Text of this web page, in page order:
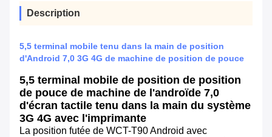
Description
5,5 terminal mobile tenu dans la main de position
d'Android 7,0 3G 4G de machine de position de pouce
5,5 terminal mobile de position de position
de pouce de machine de l'androïde 7,0
d'écran tactile tenu dans la main du système
3G 4G avec l'imprimante
La position futée de WCT-T90 Android avec